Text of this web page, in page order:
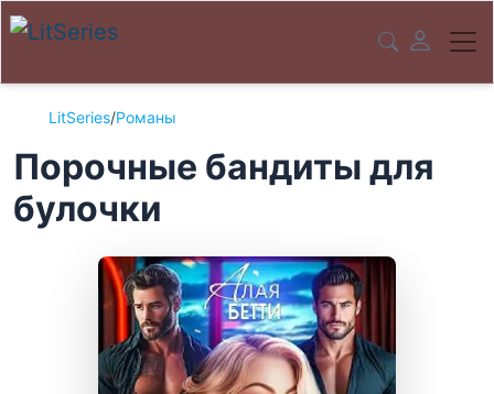
LitSeries/Романы
Порочные бандиты для
булочки